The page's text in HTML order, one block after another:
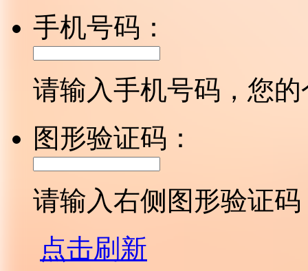
手机号码：
请输入手机号码，您
图形验证码：
请输入右侧图形验证码
点击刷新